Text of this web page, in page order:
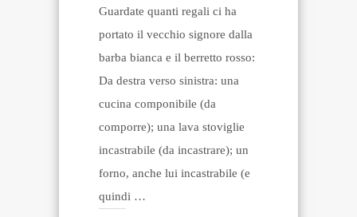
Guardate quanti regali ci ha
portato il vecchio signore dalla
barba bianca e il berretto rosso:
Da destra verso sinistra: una
cucina componibile (da
comporre); una lava stoviglie
incastrabile (da incastrare); un
forno, anche lui incastrabile (e
quindi …